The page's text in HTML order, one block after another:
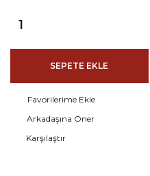
SEPETE EKLE
Arkadaşına Öner
Karşılaştır